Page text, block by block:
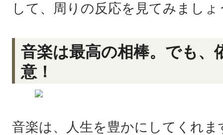
して、周りの反応を見てみましょ
音楽は最高の相棒。でも、
意！
音楽は、人生を豊かにしてくれ